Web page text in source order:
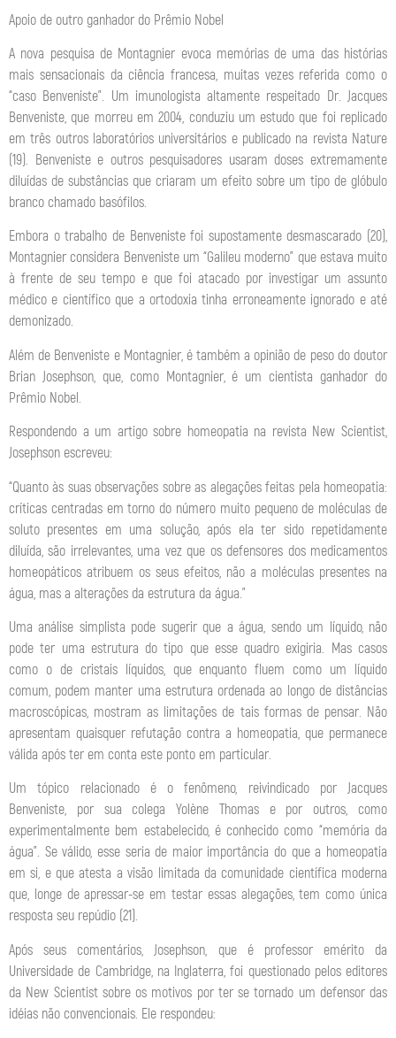
Apoio de outro ganhador do Prêmio Nobel
A nova pesquisa de Montagnier evoca memórias de uma das histórias
mais sensacionais da ciência francesa, muitas vezes referida como o
“caso Benveniste”. Um imunologista altamente respeitado Dr. Jacques
Benveniste, que morreu em 2004, conduziu um estudo que foi replicado
em três outros laboratórios universitários e publicado na revista Nature
(19). Benveniste e outros pesquisadores usaram doses extremamente
diluídas de substâncias que criaram um efeito sobre um tipo de glóbulo
branco chamado basófilos.
Embora o trabalho de Benveniste foi supostamente desmascarado (20),
Montagnier considera Benveniste um “Galileu moderno” que estava muito
à frente de seu tempo e que foi atacado por investigar um assunto
médico e científico que a ortodoxia tinha erroneamente ignorado e até
demonizado.
Além de Benveniste e Montagnier, é também a opinião de peso do doutor
Brian Josephson, que, como Montagnier, é um cientista ganhador do
Prêmio Nobel.
Respondendo a um artigo sobre homeopatia na revista New Scientist,
Josephson escreveu:
“Quanto às suas observações sobre as alegações feitas pela homeopatia:
críticas centradas em torno do número muito pequeno de moléculas de
soluto presentes em uma solução, após ela ter sido repetidamente
diluída, são irrelevantes, uma vez que os defensores dos medicamentos
homeopáticos atribuem os seus efeitos, não a moléculas presentes na
água, mas a alterações da estrutura da água.”
Uma análise simplista pode sugerir que a água, sendo um líquido, não
pode ter uma estrutura do tipo que esse quadro exigiria. Mas casos
como o de cristais líquidos, que enquanto fluem como um líquido
comum, podem manter uma estrutura ordenada ao longo de distâncias
macroscópicas, mostram as limitações de tais formas de pensar. Não
apresentam quaisquer refutação contra a homeopatia, que permanece
válida após ter em conta este ponto em particular.
Um tópico relacionado é o fenômeno, reivindicado por Jacques
Benveniste, por sua colega Yolène Thomas e por outros, como
experimentalmente bem estabelecido, é conhecido como “memória da
água”. Se válido, esse seria de maior importância do que a homeopatia
em si, e que atesta a visão limitada da comunidade científica moderna
que, longe de apressar-se em testar essas alegações, tem como única
resposta seu repúdio (21).
Após seus comentários, Josephson, que é professor emérito da
Universidade de Cambridge, na Inglaterra, foi questionado pelos editores
da New Scientist sobre os motivos por ter se tornado um defensor das
idéias não convencionais. Ele respondeu: